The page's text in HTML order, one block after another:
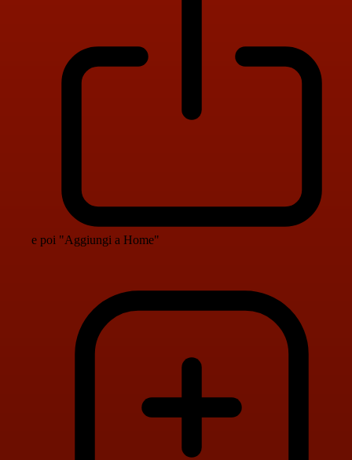
e poi "Aggiungi a Home"